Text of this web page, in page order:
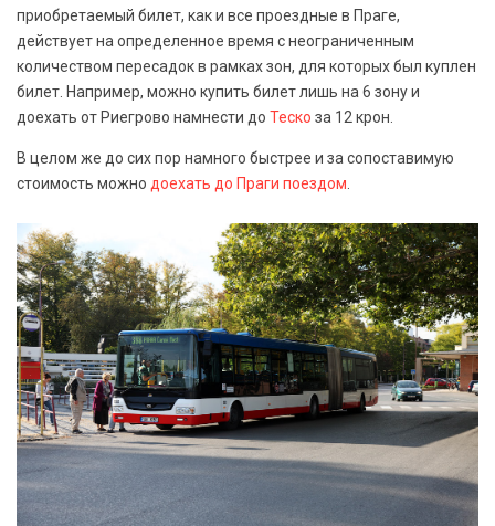
приобретаемый билет, как и все проездные в Праге,
действует на определенное время с неограниченным
количеством пересадок в рамках зон, для которых был куплен
билет. Например, можно купить билет лишь на 6 зону и
доехать от Риегрово намнести до Теско за 12 крон.
В целом же до сих пор намного быстрее и за сопоставимую
стоимость можно доехать до Праги поездом